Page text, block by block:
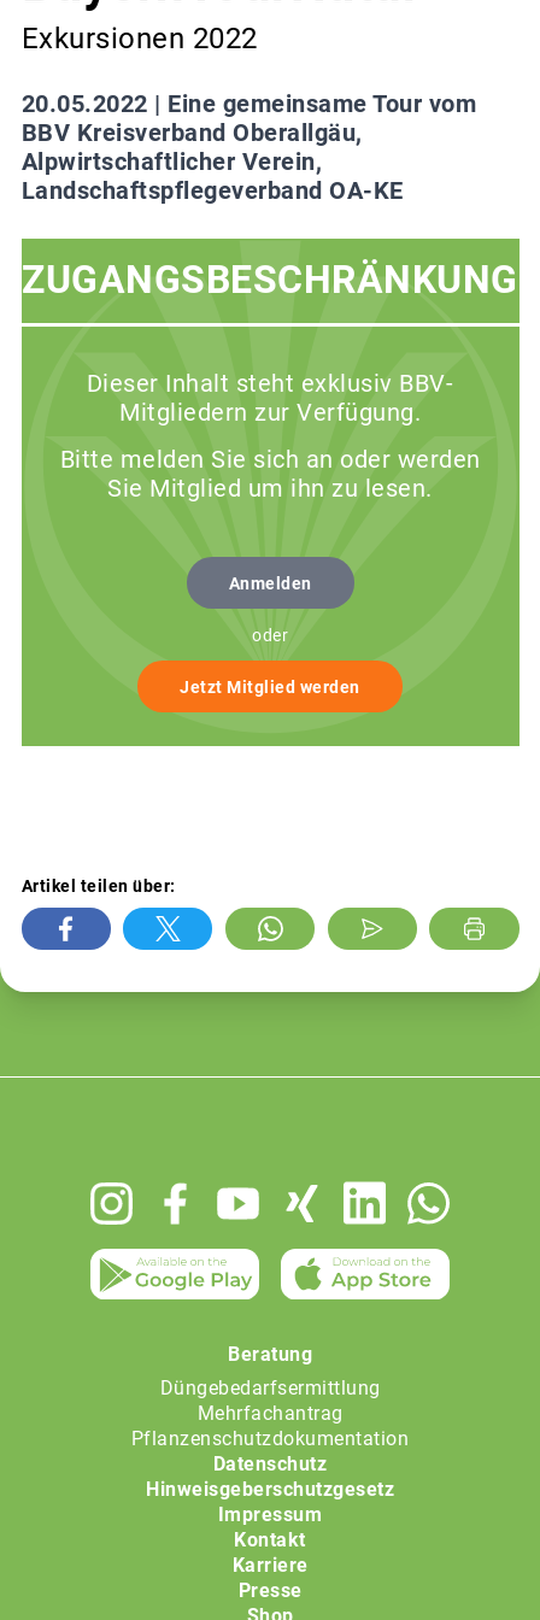
Exkursionen 2022
20.05.2022 | Eine gemeinsame Tour vom
BBV Kreisverband Oberallgäu,
Alpwirtschaftlicher Verein,
Landschaftspflegeverband OA-KE
ZUGANGSBESCHRÄNKUNG
Dieser Inhalt steht exklusiv BBV-
Mitgliedern zur Verfügung.
Bitte melden Sie sich an oder werden
Sie Mitglied um ihn zu lesen.
Anmelden
oder
Jetzt Mitglied werden
Artikel teilen über:
Beratung
Düngebedarfsermittlung
Mehrfachantrag
Pflanzenschutzdokumentation
Datenschutz
Hinweisgeberschutzgesetz
Impressum
Kontakt
Karriere
Presse